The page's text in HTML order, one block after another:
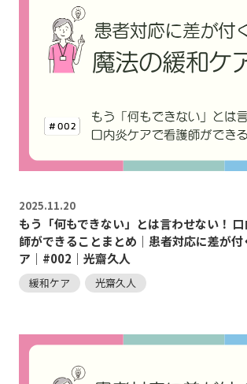
2025.11.20
もう「何もできない」とは言わせない！
師ができることまとめ｜患者対応に差が付
ア｜#002｜光齋久人
緩和ケア 光齋久人